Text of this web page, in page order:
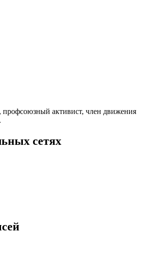
профсоюзный активист, член движения
сетях